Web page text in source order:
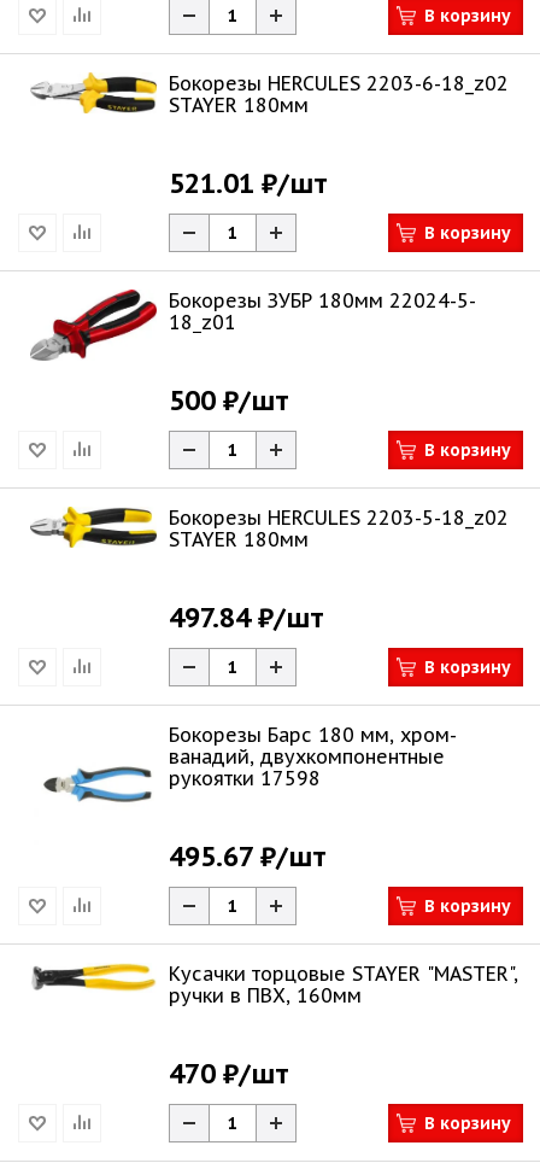
В корзину
Бокорезы HERCULES 2203-6-18_z02
STAYER 180мм
521.01 ₽/шт
В корзину
Бокорезы ЗУБР 180мм 22024-5-
18_z01
500 ₽/шт
В корзину
Бокорезы HERCULES 2203-5-18_z02
STAYER 180мм
497.84 ₽/шт
В корзину
Бокорезы Барс 180 мм, хром-
ванадий, двухкомпонентные
рукоятки 17598
495.67 ₽/шт
В корзину
Кусачки торцовые STAYER "MASTER",
ручки в ПВХ, 160мм
470 ₽/шт
В корзину